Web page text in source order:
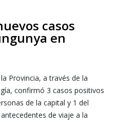
casos
en
Provincia, a través de la
confirmó 3 casos positivos
de la capital y 1 del
de viaje a la